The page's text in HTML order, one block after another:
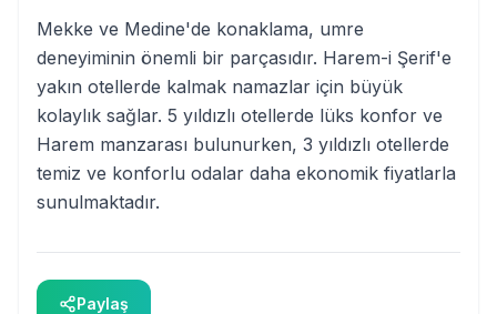
Mekke ve Medine'de konaklama, umre
deneyiminin önemli bir parçasıdır. Harem-i Şerif'e
yakın otellerde kalmak namazlar için büyük
kolaylık sağlar. 5 yıldızlı otellerde lüks konfor ve
Harem manzarası bulunurken, 3 yıldızlı otellerde
temiz ve konforlu odalar daha ekonomik fiyatlarla
sunulmaktadır.
Paylaş